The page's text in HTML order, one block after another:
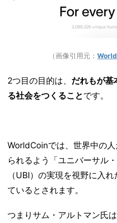
（画像引用元：
2つ目の目的は、 だれもが基
る社会をつくることです。
WorldCoinでは、世界中の
られるよう「ユニバーサル
（UBI）の実現を視野に入
ているとされます。
つまりサム・アルトマン氏